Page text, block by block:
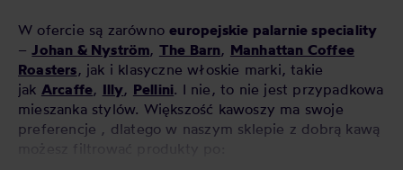
W ofercie są zarównoeuropejskie palarnie speciality
–Johan & Nyström, The Barn, Manhattan Coffee
Roasters, jak i klasyczne włoskie marki, takie
jak Arcaffe, Illy, Pellini. I nie, to nie jest przypadkowa
mieszanka stylów. Większość kawoszy ma swoje
preferencje , dlatego w naszym sklepie z dobrą kawą
możesz filtrować produkty po: